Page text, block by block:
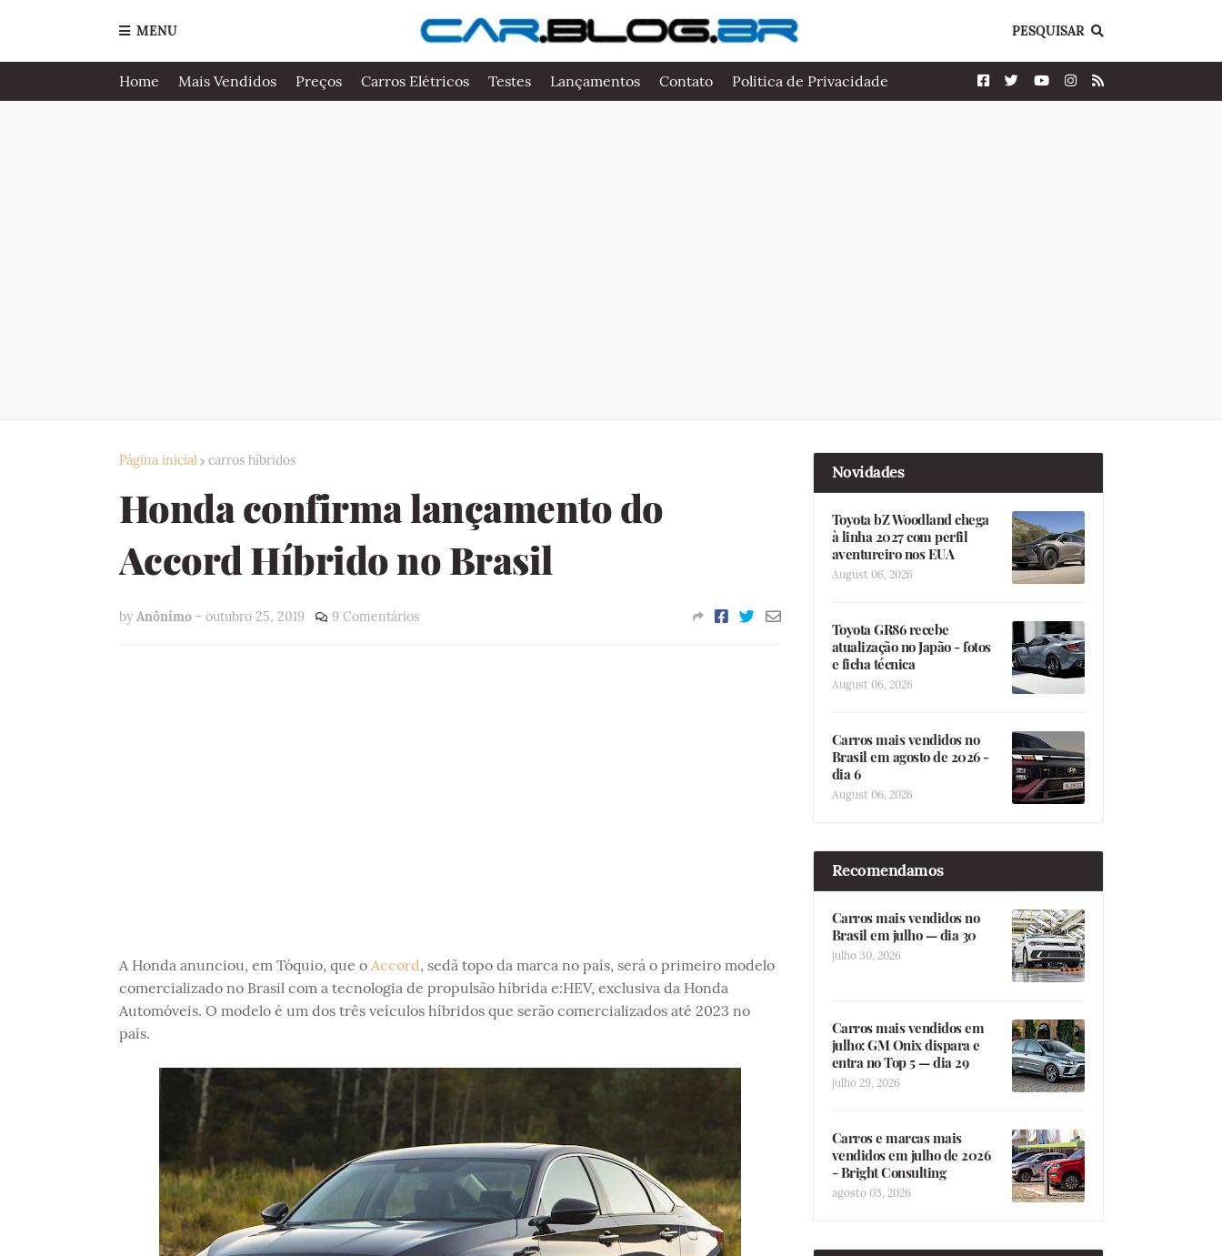
MENU PESQUISAR
Home Mais Vendidos Preços Carros Elétricos Testes Lançamentos Contato Politica de Privacidade
Página inicial carros híbridos
Honda confirma lançamento do
Accord Híbrido no Brasil
by Anônimo - outubro 25, 2019 9 Comentários
A Honda anunciou, em Tóquio, que o Accord, sedã topo da marca no país, será o primeiro modelo
comercializado no Brasil com a tecnologia de propulsão híbrida e:HEV, exclusiva da Honda
Automóveis. O modelo é um dos três veículos híbridos que serão comercializados até 2023 no
país.
Novidades
Toyota bZ Woodland chega
à linha 2027 com perfil
aventureiro nos EUA
August 06, 2026
Toyota GR86 recebe
atualização no Japão - fotos
e ficha técnica
August 06, 2026
Carros mais vendidos no
Brasil em agosto de 2026 -
dia 6
August 06, 2026
Recomendamos
Carros mais vendidos no
Brasil em julho — dia 30
julho 30, 2026
Carros mais vendidos em
julho: GM Onix dispara e
entra no Top 5 — dia 29
julho 29, 2026
Carros e marcas mais
vendidos em julho de 2026
- Bright Consulting
agosto 03, 2026